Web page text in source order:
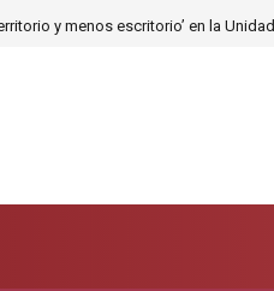
y menos escritorio’ en la